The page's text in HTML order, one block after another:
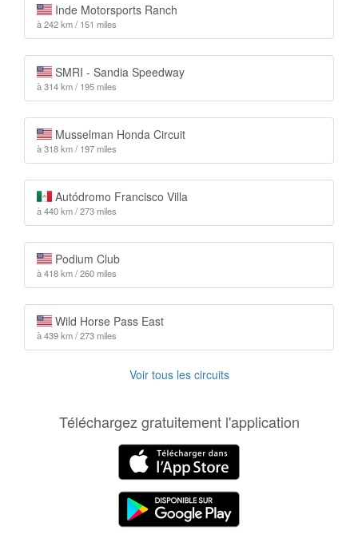
Inde Motorsports Ranch
à 242 km / 151 miles
SMRI - Sandia Speedway
à 314 km / 195 miles
Musselman Honda Circuit
à 318 km / 197 miles
Autódromo Francisco Villa
à 440 km / 273 miles
Podium Club
à 418 km / 260 miles
Wild Horse Pass East
à 439 km / 273 miles
Voir tous les circuits
Téléchargez gratuitement l'application